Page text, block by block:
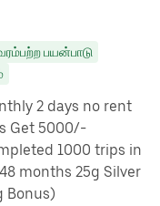
பயன்பாடு
2 days no rent
Get 5000/-
1000 trips in
months 25g Silver
Bonus)